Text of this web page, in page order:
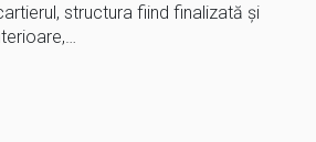
structura fiind finalizată și